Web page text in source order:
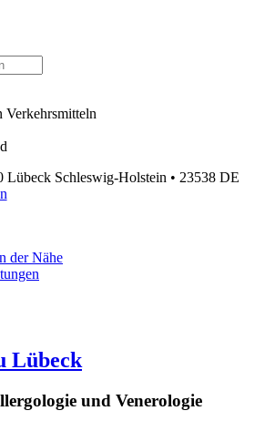
Lübeck Schleswig-Holstein • 23538 DE
der Nähe
Lübeck
und Venerologie